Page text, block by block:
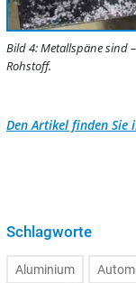
Bild 4: Metallspäne sind
Rohstoff.
Den Artikel finden Sie
Schlagworte
Aluminium